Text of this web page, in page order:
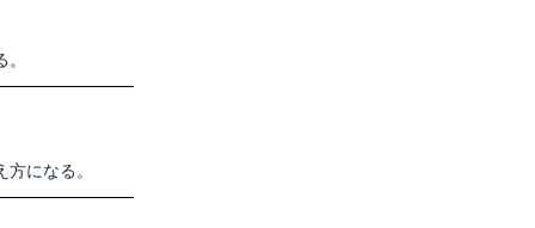
になる。